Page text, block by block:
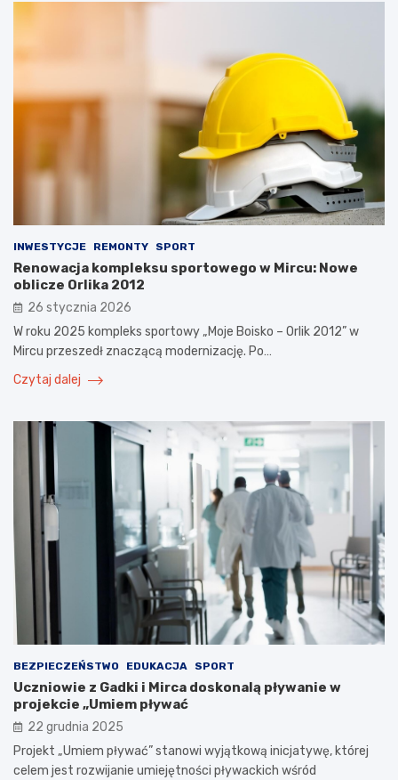
INWESTYCJE REMONTY SPORT
Renowacja kompleksu sportowego w Mircu: Nowe
oblicze Orlika 2012
26 stycznia 2026
W roku 2025 kompleks sportowy „Moje Boisko – Orlik 2012” w
Mircu przeszedł znaczącą modernizację. Po…
Czytaj dalej
BEZPIECZEŃSTWO EDUKACJA SPORT
Uczniowie z Gadki i Mirca doskonalą pływanie w
projekcie „Umiem pływać
22 grudnia 2025
Projekt „Umiem pływać” stanowi wyjątkową inicjatywę, której
celem jest rozwijanie umiejętności pływackich wśród